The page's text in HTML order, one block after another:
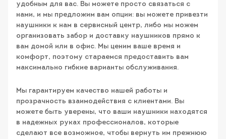
удобным для вас. Вы можете просто связаться с
нами, и мы предложим вам опции: вы можете привезти
наушники к нам в сервисный центр, либо мы можем
организовать забор и доставку наушников прямо к
вам домой или в офис. Мы ценим ваше время и
комфорт, поэтому стараемся предоставить вам
максимально гибкие варианты обслуживания.
Мы гарантируем качество нашей работы и
прозрачность взаимодействия с клиентами. Вы
можете быть уверены, что ваши наушники находятся
в надежных руках профессионалов, которые
сделают все возможное, чтобы вернуть им прежнюю